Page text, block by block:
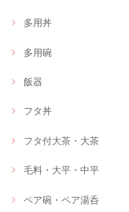
多用丼
多用碗
飯器
フタ丼
フタ付大茶・大茶
毛料・大平・中平
ペア碗・ペア湯呑